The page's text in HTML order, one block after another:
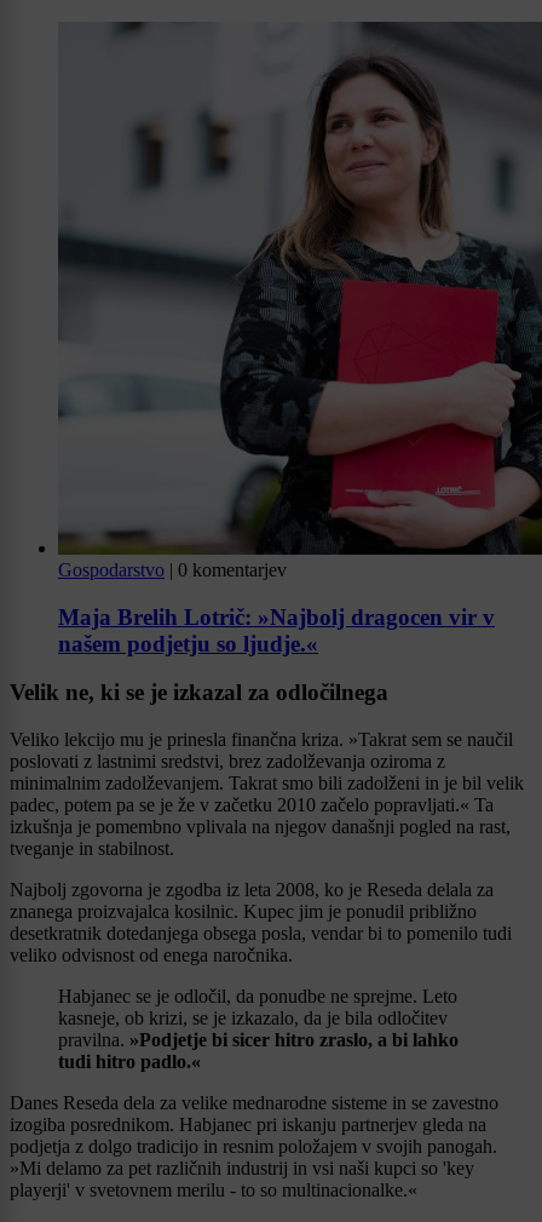
Gospodarstvo | 0 komentarjev
Maja Brelih Lotrič: »Najbolj dragocen vir v
našem podjetju so ljudje.«
Velik ne, ki se je izkazal za odločilnega
Veliko lekcijo mu je prinesla finančna kriza. »Takrat sem se naučil
poslovati z lastnimi sredstvi, brez zadolževanja oziroma z
minimalnim zadolževanjem. Takrat smo bili zadolženi in je bil velik
padec, potem pa se je že v začetku 2010 začelo popravljati.« Ta
izkušnja je pomembno vplivala na njegov današnji pogled na rast,
tveganje in stabilnost.
Najbolj zgovorna je zgodba iz leta 2008, ko je Reseda delala za
znanega proizvajalca kosilnic. Kupec jim je ponudil približno
desetkratnik dotedanjega obsega posla, vendar bi to pomenilo tudi
veliko odvisnost od enega naročnika.
Habjanec se je odločil, da ponudbe ne sprejme. Leto
kasneje, ob krizi, se je izkazalo, da je bila odločitev
pravilna. »Podjetje bi sicer hitro zraslo, a bi lahko
tudi hitro padlo.«
Danes Reseda dela za velike mednarodne sisteme in se zavestno
izogiba posrednikom. Habjanec pri iskanju partnerjev gleda na
podjetja z dolgo tradicijo in resnim položajem v svojih panogah.
»Mi delamo za pet različnih industrij in vsi naši kupci so 'key
playerji' v svetovnem merilu - to so multinacionalke.«